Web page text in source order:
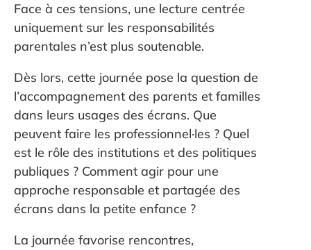
Face à ces tensions, une lecture centrée
uniquement sur les responsabilités
parentales n’est plus soutenable.
Dès lors, cette journée pose la question de
l’accompagnement des parents et familles
dans leurs usages des écrans. Que
peuvent faire les professionnel·les ? Quel
est le rôle des institutions et des politiques
publiques ? Comment agir pour une
approche responsable et partagée des
écrans dans la petite enfance ?
La journée favorise rencontres,